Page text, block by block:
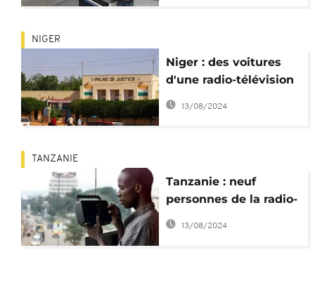
NIGER
Niger : des voitures
d'une radio-télévision
privée saccagées
13/08/2024
TANZANIE
Tanzanie : neuf
personnes de la radio-
télévision nationale
13/08/2024